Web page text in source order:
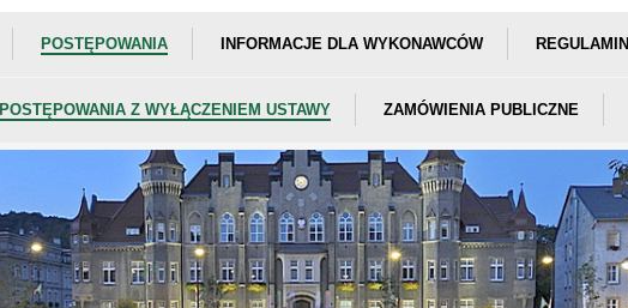
POSTĘPOWANIA INFORMACJE DLA WYKONAWCÓW REGULAMIN
POSTĘPOWANIA Z WYŁĄCZENIEM USTAWY ZAMÓWIENIA PUBLICZNE